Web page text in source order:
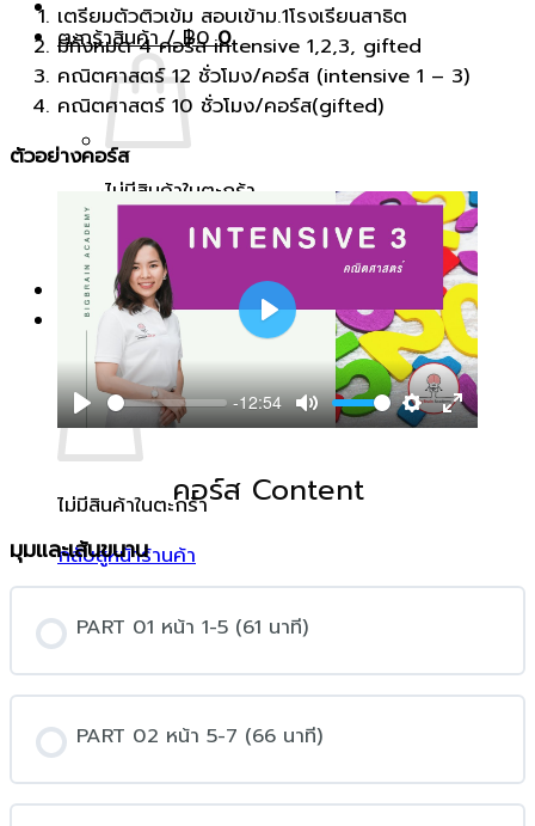
ตะกร้าสินค้า /฿0 0
ไม่มีสินค้าในตะกร้า
กลับสู่หน้าร้านค้า
ตะกร้าสินค้า
ไม่มีสินค้าในตะกร้า
กลับสู่หน้าร้านค้า
เตรียมตัวติวเข้ม สอบเข้าม.1โรงเรียนสาธิต
มีทั้งหมด 4 คอร์ส intensive 1,2,3, gifted
คณิตศาสตร์ 12 ชั่วโมง/คอร์ส (intensive 1 – 3)
คณิตศาสตร์ 10 ชั่วโมง/คอร์ส(gifted)
ตัวอย่างคอร์ส
P
l
a
-12:54
M
t
S
n
E
f
l
r
P
l
a
y
คอร์ส Content
มุมและเส้นขนาน
PART 01 หน้า 1-5 (61 นาที)
PART 02 หน้า 5-7 (66 นาที)